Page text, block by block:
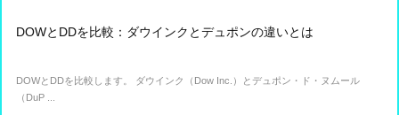
DOWとDDを比較：ダウインクとデュポンの違いとは
DOWとDDを比較します。 ダウインク（Dow Inc.）とデュポン・ド・ヌムール
（DuP ...